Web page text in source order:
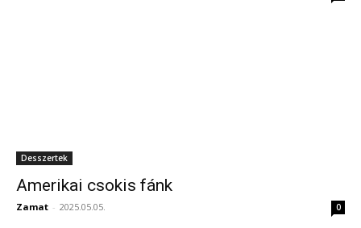
Desszertek
Amerikai csokis fánk
Zamat - 2025.05.05. 0